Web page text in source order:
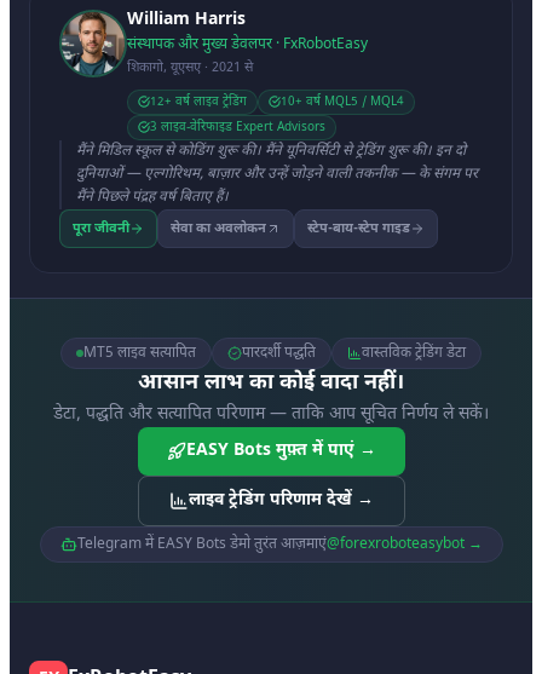
William Harris
संस्थापक और मुख्य डेवलपर · FxRobotEasy
शिकागो, यूएसए · 2021 से
12+ वर्ष लाइव ट्रेडिंग
10+ वर्ष MQL5 / MQL4
3 लाइव-वेरिफाइड Expert Advisors
मैंने मिडिल स्कूल से कोडिंग शुरू की। मैंने यूनिवर्सिटी से ट्रेडिंग शुरू की। इन दो
दुनियाओं — एल्गोरिथम, बाज़ार और उन्हें जोड़ने वाली तकनीक — के संगम पर
मैंने पिछले पंद्रह वर्ष बिताए हैं।
पूरा जीवनी सेवा का अवलोकन स्टेप-बाय-स्टेप गाइड
MT5 लाइव सत्यापित पारदर्शी पद्धति वास्तविक ट्रेडिंग डेटा
आसान लाभ का कोई वादा नहीं।
डेटा, पद्धति और सत्यापित परिणाम — ताकि आप सूचित निर्णय ले सकें।
EASY Bots मुफ़्त में पाएं →
लाइव ट्रेडिंग परिणाम देखें →
Telegram में EASY Bots डेमो तुरंत आज़माएं@forexroboteasybot →